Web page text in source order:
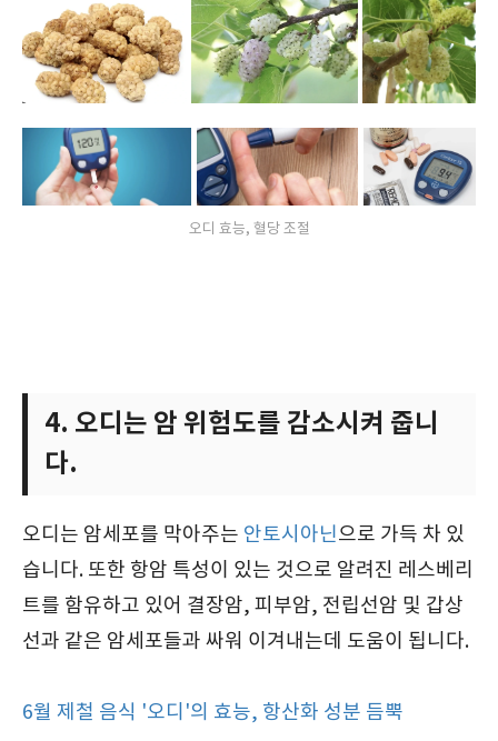
오디 효능, 혈당 조절
4. 오디는 암 위험도를 감소시켜 줍니
다.
오디는 암세포를 막아주는 안토시아닌으로 가득 차 있
습니다. 또한 항암 특성이 있는 것으로 알려진 레스베리
트를 함유하고 있어 결장암, 피부암, 전립선암 및 갑상
선과 같은 암세포들과 싸워 이겨내는데 도움이 됩니다.
6월 제철 음식 '오디'의 효능, 항산화 성분 듬뿍